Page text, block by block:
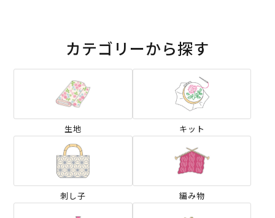
カテゴリーから探す
生地 キット
刺し子 編み物